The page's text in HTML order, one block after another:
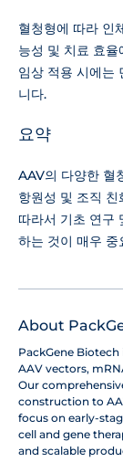
혈청형에 따라 인
능성 및 치료 효
임상 적용 시에는
니다.
요약
AAV의 다양한 혈
항원성 및 조직
따라서 기초 연구
하는 것이 매우 중
About
PackGene
AAV vectors,
Our
construction to
focus on early-
cell and gene
and scalable